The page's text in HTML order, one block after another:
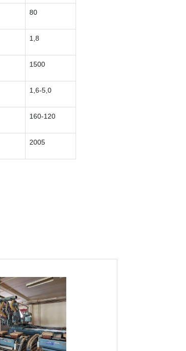
80
1,8
1500
1,6-5,0
160-120
2005